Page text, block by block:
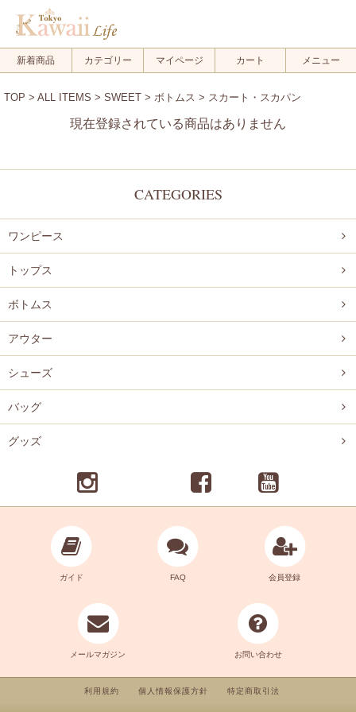
新着商品 カテゴリー マイページ カート メニュー
メルマガ登録
新規会員登録
ログアウト
.
TOP > ALL ITEMS > SWEET > ボトムス > スカート・スカパン
現在登録されている商品はありません
CATEGORIES
ワンピース
トップス
ボトムス
アウター
シューズ
バッグ
グッズ
ガイド FAQ 会員登録
メールマガジン お問い合わせ
利用規約 個人情報保護方針 特定商取引法